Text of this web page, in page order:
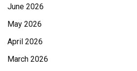
June 2026
May 2026
April 2026
March 2026